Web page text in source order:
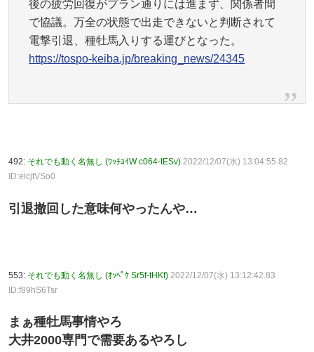
後の疲労回復がプラン通りには進まず、関係者間
で協議。万全の状態で出走できないと判断されて
電撃引退、種牡馬入りする運びとなった。
https://tospo-keiba.jp/breaking_news/24345
492: それでも動く名無し (ﾜｯﾁｮｲW c064-tESv) 2022/12/07(水) 13:04:55.82
ID:elcjtVSo0
引退撤回した意味何やったんや…
553: それでも動く名無し (ｵｯﾍﾟｹ Sr5f-tHKf) 2022/12/07(水) 13:12:42.83
ID:f89hS6Tsr
まぁ種牡馬事情やろ
大井2000専門で需要あるやろし